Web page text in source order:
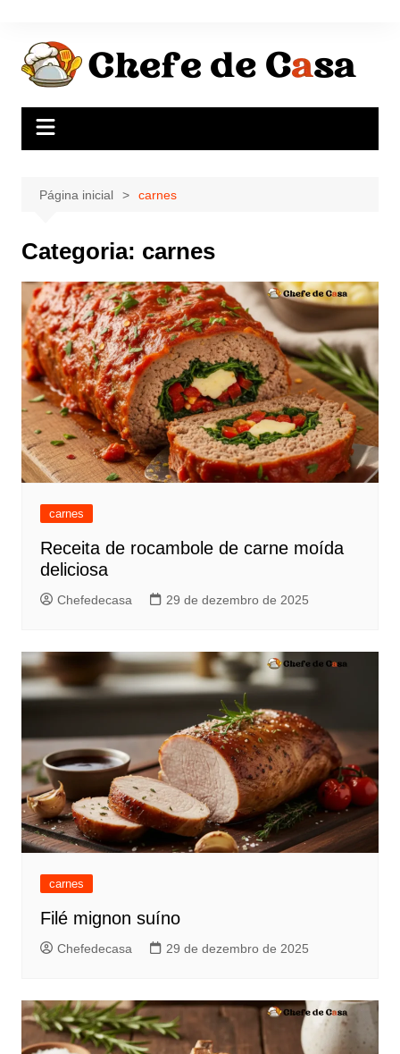
conteúdo
Página inicial carnes
Categoria: carnes
carnes
Receita de rocambole de carne moída
deliciosa
Chefedecasa 29 de dezembro de 2025
carnes
Filé mignon suíno
Chefedecasa 29 de dezembro de 2025